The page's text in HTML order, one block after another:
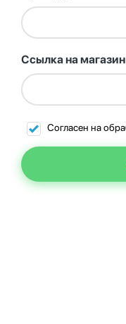
Ссылка на
Согласен на